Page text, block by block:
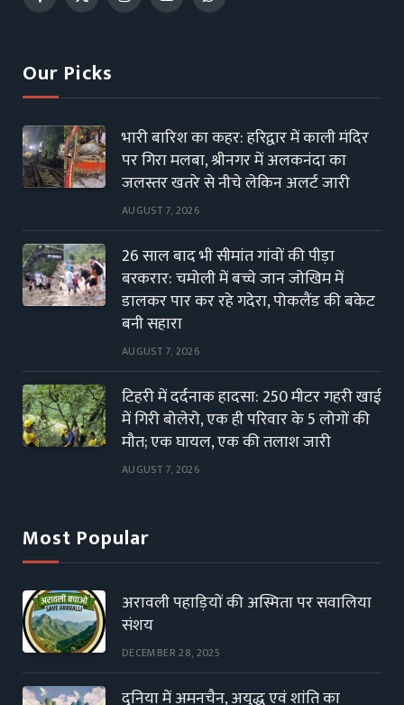
Our Picks
भारी बारिश का कहर: हरिद्वार में काली मंदिर
पर गिरा मलबा, श्रीनगर में अलकनंदा का
जलस्तर खतरे से नीचे लेकिन अलर्ट जारी
AUGUST 7, 2026
26 साल बाद भी सीमांत गांवों की पीड़ा
बरकरार: चमोली में बच्चे जान जोखिम में
डालकर पार कर रहे गदेरा, पोकलैंड की बकेट
बनी सहारा
AUGUST 7, 2026
टिहरी में दर्दनाक हादसा: 250 मीटर गहरी खाई
में गिरी बोलेरो, एक ही परिवार के 5 लोगों की
मौत; एक घायल, एक की तलाश जारी
AUGUST 7, 2026
Most Popular
अरावली पहाड़ियों की अस्मिता पर सवालिया
संशय
DECEMBER 28, 2025
दुनिया में अमनचैन, अयुद्ध एवं शांति का